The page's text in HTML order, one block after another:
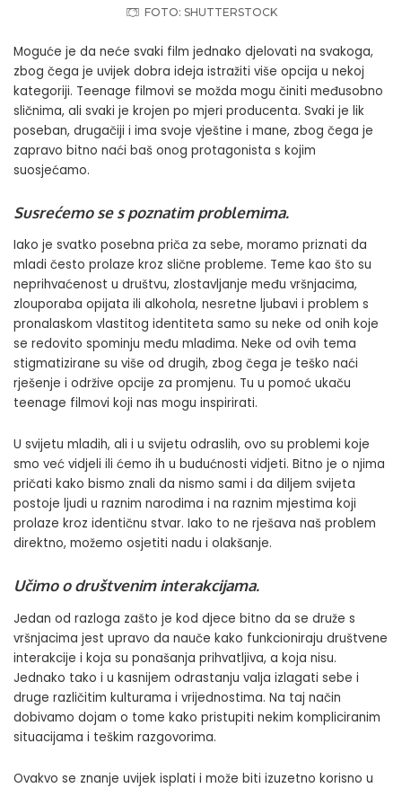
FOTO: SHUTTERSTOCK
Moguće je da neće svaki film jednako djelovati na svakoga,
zbog čega je uvijek dobra ideja istražiti više opcija u nekoj
kategoriji. Teenage filmovi se možda mogu činiti međusobno
sličnima, ali svaki je krojen po mjeri producenta. Svaki je lik
poseban, drugačiji i ima svoje vještine i mane, zbog čega je
zapravo bitno naći baš onog protagonista s kojim
suosjećamo.
Susrećemo se s poznatim problemima.
Iako je svatko posebna priča za sebe, moramo priznati da
mladi često prolaze kroz slične probleme. Teme kao što su
neprihvaćenost u društvu, zlostavljanje među vršnjacima,
zlouporaba opijata ili alkohola, nesretne ljubavi i problem s
pronalaskom vlastitog identiteta samo su neke od onih koje
se redovito spominju među mladima. Neke od ovih tema
stigmatizirane su više od drugih, zbog čega je teško naći
rješenje i održive opcije za promjenu. Tu u pomoć ukaču
teenage filmovi koji nas mogu inspirirati.
U svijetu mladih, ali i u svijetu odraslih, ovo su problemi koje
smo već vidjeli ili ćemo ih u budućnosti vidjeti. Bitno je o njima
pričati kako bismo znali da nismo sami i da diljem svijeta
postoje ljudi u raznim narodima i na raznim mjestima koji
prolaze kroz identičnu stvar. Iako to ne rješava naš problem
direktno, možemo osjetiti nadu i olakšanje.
Učimo o društvenim interakcijama.
Jedan od razloga zašto je kod djece bitno da se druže s
vršnjacima jest upravo da nauče kako funkcioniraju društvene
interakcije i koja su ponašanja prihvatljiva, a koja nisu.
Jednako tako i u kasnijem odrastanju valja izlagati sebe i
druge različitim kulturama i vrijednostima. Na taj način
dobivamo dojam o tome kako pristupiti nekim kompliciranim
situacijama i teškim razgovorima.
Ovakvo se znanje uvijek isplati i može biti izuzetno korisno u